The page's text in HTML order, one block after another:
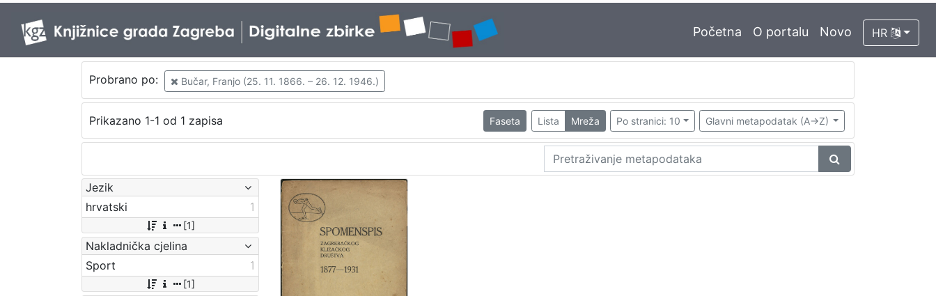
Početna O portalu Novo HR
Probrano po: Bučar, Franjo (25. 11. 1866. – 26. 12. 1946.)
Prikazano 1-1 od 1 zapisa Faseta Lista Mreža Po stranici: 10 Glavni metapodatak (A->Z)
Jezik
hrvatski
1
[1]
Nakladnička cjelina
Sport
1
[1]